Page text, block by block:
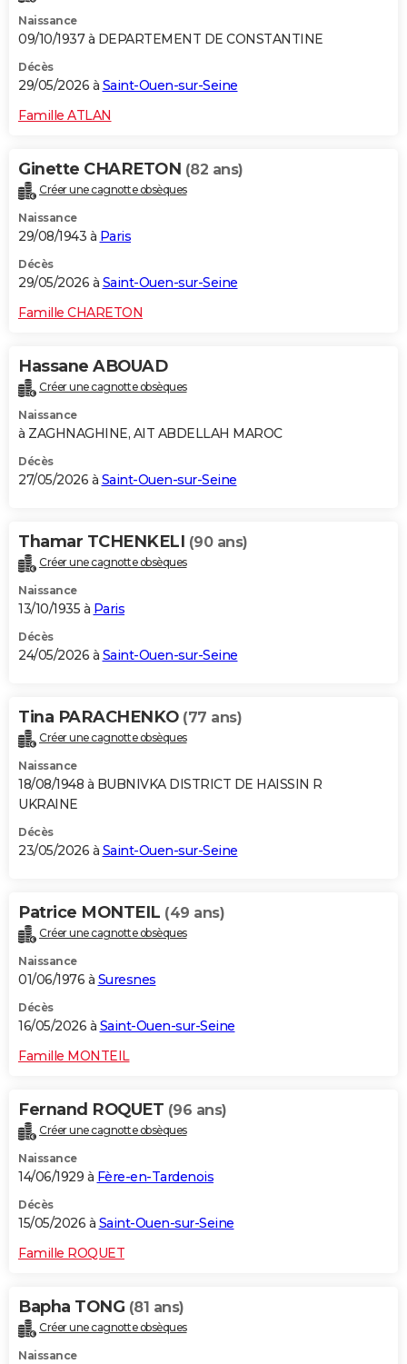
Naissance
09/10/1937 à DEPARTEMENT DE CONSTANTINE
Décès
29/05/2026 à Saint-Ouen-sur-Seine
Famille ATLAN
Ginette CHARETON (82 ans)
Créer une cagnotte obsèques
Naissance
29/08/1943 à Paris
Décès
29/05/2026 à Saint-Ouen-sur-Seine
Famille CHARETON
Hassane ABOUAD
Créer une cagnotte obsèques
Naissance
à ZAGHNAGHINE, AIT ABDELLAH MAROC
Décès
27/05/2026 à Saint-Ouen-sur-Seine
Thamar TCHENKELI (90 ans)
Créer une cagnotte obsèques
Naissance
13/10/1935 à Paris
Décès
24/05/2026 à Saint-Ouen-sur-Seine
Tina PARACHENKO (77 ans)
Créer une cagnotte obsèques
Naissance
18/08/1948 à BUBNIVKA DISTRICT DE HAISSIN R
UKRAINE
Décès
23/05/2026 à Saint-Ouen-sur-Seine
Patrice MONTEIL (49 ans)
Créer une cagnotte obsèques
Naissance
01/06/1976 à Suresnes
Décès
16/05/2026 à Saint-Ouen-sur-Seine
Famille MONTEIL
Fernand ROQUET (96 ans)
Créer une cagnotte obsèques
Naissance
14/06/1929 à Fère-en-Tardenois
Décès
15/05/2026 à Saint-Ouen-sur-Seine
Famille ROQUET
Bapha TONG (81 ans)
Créer une cagnotte obsèques
Naissance